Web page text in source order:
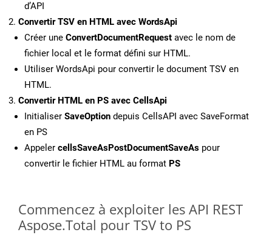
d’API
Convertir TSV en HTML avec WordsApi
Créer une ConvertDocumentRequest avec le nom de
fichier local et le format défini sur HTML.
Utiliser WordsApi pour convertir le document TSV en
HTML.
Convertir HTML en PS avec CellsApi
Initialiser SaveOption depuis CellsAPI avec SaveFormat
en PS
Appeler cellsSaveAsPostDocumentSaveAs pour
convertir le fichier HTML au format PS
Commencez à exploiter les API REST
Aspose.Total pour TSV to PS